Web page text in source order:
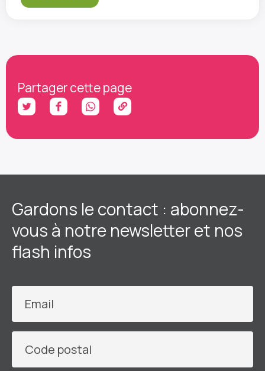
Partager cette page
Gardons le contact : abonnez-
vous à notre newsletter et nos
flash infos
Email
Code postal